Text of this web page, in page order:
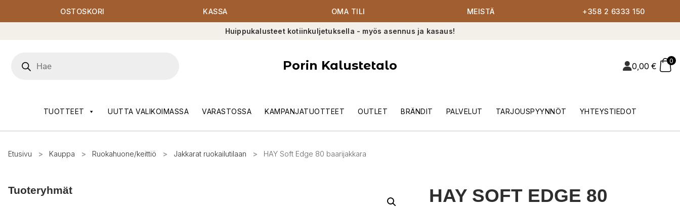
OSTOSKORI KASSA OMA TILI MEISTÄ +358 2 6333 150
Huippukalusteet kotiinkuljetuksella - myös asennus ja kasaus!
search
Porin Kalustetalo 0,00 €
0
TUOTTEET UUTTA VALIKOIMASSA VARASTOSSA KAMPANJATUOTTEET OUTLET BRÄNDIT PALVELUT TARJOUSPYYNNÖT YHTEYSTIEDOT
Etusivu > Kauppa > Ruokahuone/keittiö > Jakkarat ruokailutilaan > HAY Soft Edge 80 baarijakkara
Tuoteryhmät
HAY SOFT EDGE 80